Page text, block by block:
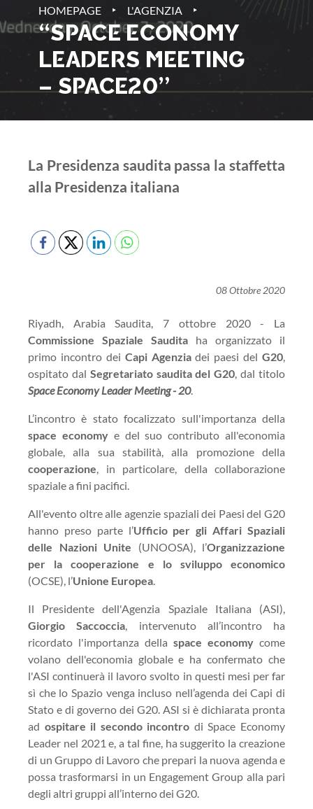
HOMEPAGE ‣ L'AGENZIA ‣
“SPACE ECONOMY
LEADERS MEETING
– SPACE20”
La Presidenza saudita passa la staffetta
alla Presidenza italiana
08 Ottobre 2020
Riyadh, Arabia Saudita, 7 ottobre 2020 - La
Commissione Spaziale Saudita ha organizzato il
primo incontro dei Capi Agenziadei paesi del G20,
ospitato dal Segretariato saudita del G20, dal titolo
Space Economy Leader Meeting - 20.
L’incontro è stato focalizzato sull'importanza della
space economye del suo contributo all'economia
globale, alla sua stabilità, alla promozione della
cooperazione, in particolare, della collaborazione
spaziale a fini pacifici.
All'evento oltre alle agenzie spaziali dei Paesi del G20
hanno preso parte l’Ufficio per gli Affari Spaziali
delle Nazioni Unite (UNOOSA), l’Organizzazione
per la cooperazione e lo sviluppo economico
(OCSE), l’Unione Europea.
Il Presidente dell'Agenzia Spaziale Italiana (ASI),
Giorgio Saccoccia, intervenuto all’incontro ha
ricordato l'importanza della space economy come
volano dell'economia globale e ha confermato che
l'ASI continuerà il lavoro svolto in questi mesi per far
sì che lo Spazio venga incluso nell’agenda dei Capi di
Stato e di governo dei G20. ASI si è dichiarata pronta
ad ospitare il secondo incontro di Space Economy
Leader nel 2021 e, a tal fine, ha suggerito la creazione
di un Gruppo di Lavoro che prepari la nuova agenda e
possa trasformarsi in un Engagement Group alla pari
degli altri gruppi all’interno dei G20.